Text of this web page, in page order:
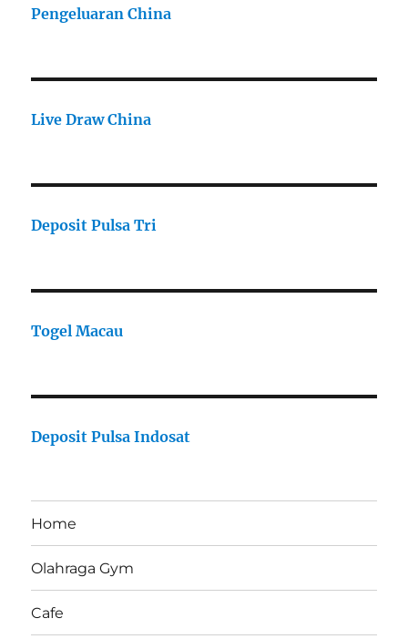
Pengeluaran China
Live Draw China
Deposit Pulsa Tri
Togel Macau
Deposit Pulsa Indosat
Home
Olahraga Gym
Cafe